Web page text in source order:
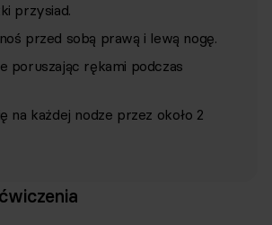
przysiad.
przed sobą prawą i lewą nogę.
poruszając rękami podczas
na każdej nodze przez około 2